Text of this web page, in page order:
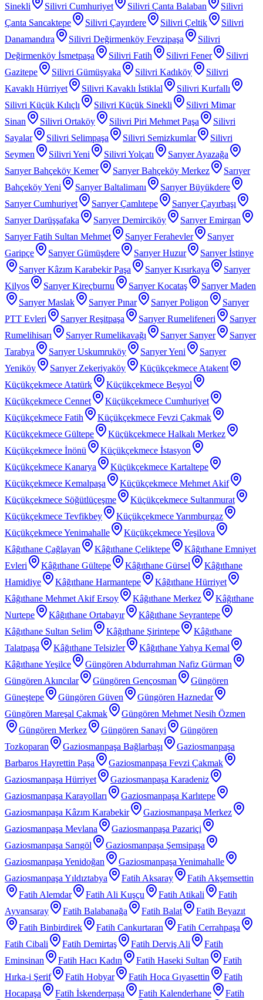
Sinekli
Silivri Cumhuriyet Silivri Çanta Balaban
Silivri
Çanta Sancaktepe
Silivri Çayırdere Silivri Çeltik
Silivri
Danamandıra
Silivri Değirmenköy Fevzipaşa
Silivri
Değirmenköy İsmetpaşa
Silivri Fatih Silivri Fener
Silivri
Gazitepe
Silivri Gümüşyaka Silivri Kadıköy
Silivri
Kavaklı Hürriyet
Silivri Kavaklı İstiklal
Silivri Kurfallı
Silivri Küçük Kılıçlı
Silivri Küçük Sinekli
Silivri Mimar
Sinan
Silivri Ortaköy Silivri Piri Mehmet Paşa
Silivri
Sayalar
Silivri Selimpaşa Silivri Semizkumlar
Silivri
Seymen
Silivri Yeni Silivri Yolçatı
Sarıyer Ayazağa
Sarıyer Bahçeköy Kemer
Sarıyer Bahçeköy Merkez
Sarıyer
Bahçeköy Yeni
Sarıyer Baltalimanı
Sarıyer Büyükdere
Sarıyer Cumhuriyet
Sarıyer Çamlıtepe
Sarıyer Çayırbaşı
Sarıyer Darüşşafaka
Sarıyer Demirciköy
Sarıyer Emirgan
Sarıyer Fatih Sultan Mehmet
Sarıyer Ferahevler
Sarıyer
Garipçe
Sarıyer Gümüşdere Sarıyer Huzur
Sarıyer İstinye
Sarıyer Kâzım Karabekir Paşa
Sarıyer Kısırkaya
Sarıyer
Kilyos
Sarıyer Kireçburnu Sarıyer Kocataş
Sarıyer Maden
Sarıyer Maslak
Sarıyer Pınar Sarıyer Poligon
Sarıyer
PTT Evleri
Sarıyer Reşitpaşa Sarıyer Rumelifeneri
Sarıyer
Rumelihisarı
Sarıyer Rumelikavağı Sarıyer Sarıyer
Sarıyer
Tarabya
Sarıyer Uskumruköy Sarıyer Yeni
Sarıyer
Yeniköy
Sarıyer Zekeriyaköy
Küçükçekmece Atakent
Küçükçekmece Atatürk
Küçükçekmece Beşyol
Küçükçekmece Cennet
Küçükçekmece Cumhuriyet
Küçükçekmece Fatih
Küçükçekmece Fevzi Çakmak
Küçükçekmece Gültepe
Küçükçekmece Halkalı Merkez
Küçükçekmece İnönü
Küçükçekmece İstasyon
Küçükçekmece Kanarya
Küçükçekmece Kartaltepe
Küçükçekmece Kemalpaşa
Küçükçekmece Mehmet Akif
Küçükçekmece Söğütlüçeşme
Küçükçekmece Sultanmurat
Küçükçekmece Tevfikbey
Küçükçekmece Yarımburgaz
Küçükçekmece Yenimahalle
Küçükçekmece Yeşilova
Kâğıthane Çağlayan
Kâğıthane Çeliktepe
Kâğıthane Emniyet
Evleri
Kâğıthane Gültepe Kâğıthane Gürsel
Kâğıthane
Hamidiye
Kâğıthane Harmantepe
Kâğıthane Hürriyet
Kâğıthane Mehmet Akif Ersoy
Kâğıthane Merkez
Kâğıthane
Nurtepe
Kâğıthane Ortabayır
Kâğıthane Seyrantepe
Kâğıthane Sultan Selim
Kâğıthane Şirintepe
Kâğıthane
Talatpaşa
Kâğıthane Telsizler
Kâğıthane Yahya Kemal
Kâğıthane Yeşilce
Güngören Abdurrahman Nafiz Gürman
Güngören Akıncılar
Güngören Gençosman
Güngören
Güneştepe
Güngören Güven
Güngören Haznedar
Güngören Mareşal Çakmak
Güngören Mehmet Nesih Özmen
Güngören Merkez
Güngören Sanayi
Güngören
Tozkoparan
Gaziosmanpaşa Bağlarbaşı
Gaziosmanpaşa
Barbaros Hayrettin Paşa
Gaziosmanpaşa Fevzi Çakmak
Gaziosmanpaşa Hürriyet
Gaziosmanpaşa Karadeniz
Gaziosmanpaşa Karayolları
Gaziosmanpaşa Karlıtepe
Gaziosmanpaşa Kâzım Karabekir
Gaziosmanpaşa Merkez
Gaziosmanpaşa Mevlana
Gaziosmanpaşa Pazariçi
Gaziosmanpaşa Sarıgöl
Gaziosmanpaşa Şemsipaşa
Gaziosmanpaşa Yenidoğan
Gaziosmanpaşa Yenimahalle
Gaziosmanpaşa Yıldıztabya
Fatih Aksaray
Fatih Akşemsettin
Fatih Alemdar
Fatih Ali Kuşçu Fatih Atikali
Fatih
Ayvansaray
Fatih Balabanağa Fatih Balat
Fatih Beyazıt
Fatih Binbirdirek
Fatih Cankurtaran
Fatih Cerrahpaşa
Fatih Cibali
Fatih Demirtaş Fatih Derviş Ali
Fatih
Eminsinan
Fatih Hacı Kadın Fatih Haseki Sultan
Fatih
Hırka-i Şerif
Fatih Hobyar Fatih Hoca Gıyasettin
Fatih
Hocapaşa
Fatih İskenderpaşa Fatih Kalenderhane Fatih